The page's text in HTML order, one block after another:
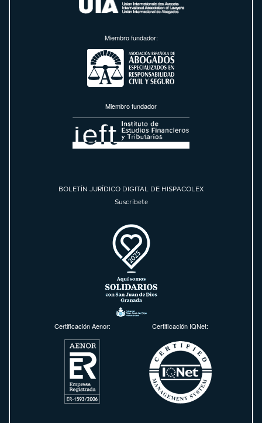
Miembro fundador:
Miembro fundador
BOLETÍN JURÍDICO DIGITAL DE HISPACOLEX
Suscríbete
Certificación Aenor: Certificación IQNet: